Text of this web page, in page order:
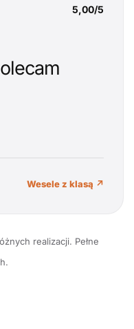
5,00/5
Wesele z klasą ↗
realizacji. Pełne